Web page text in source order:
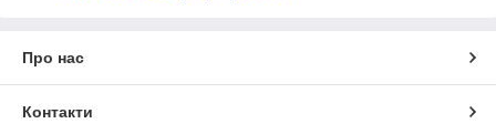
Про нас
Контакти